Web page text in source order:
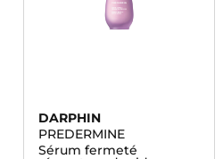
DARPHIN
PREDERMINE
Sérum fermeté